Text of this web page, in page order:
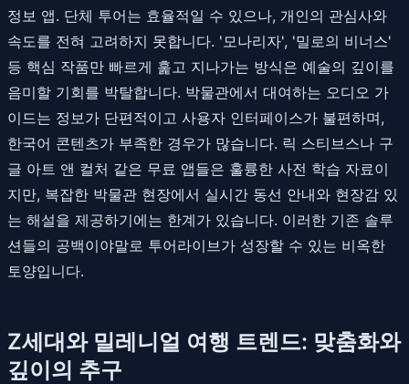
정보 앱. 단체 투어는 효율적일 수 있으나, 개인의 관심사와
속도를 전혀 고려하지 못합니다. '모나리자', '밀로의 비너스'
등 핵심 작품만 빠르게 훑고 지나가는 방식은 예술의 깊이를
음미할 기회를 박탈합니다. 박물관에서 대여하는 오디오 가
이드는 정보가 단편적이고 사용자 인터페이스가 불편하며,
한국어 콘텐츠가 부족한 경우가 많습니다. 릭 스티브스나 구
글 아트 앤 컬처 같은 무료 앱들은 훌륭한 사전 학습 자료이
지만, 복잡한 박물관 현장에서 실시간 동선 안내와 현장감 있
는 해설을 제공하기에는 한계가 있습니다. 이러한 기존 솔루
션들의 공백이야말로 투어라이브가 성장할 수 있는 비옥한
토양입니다.
Z세대와 밀레니얼 여행 트렌드: 맞춤화와
깊이의 추구